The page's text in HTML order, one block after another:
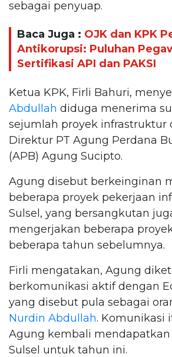
sebagai penyuap.
Baca Juga : OJK dan KPK
Antikorupsi: Puluhan
Sertifikasi API dan PAKSI
Ketua KPK, Firli Bahuri,
Abdullah diduga menerima
sejumlah proyek infrastruktur
Direktur PT Agung Perdana
(APB) Agung Sucipto.
Agung disebut berkeinginan
beberapa proyek pekerjaan
Sulsel, yang bersangkutan
mengerjakan beberapa
beberapa tahun sebelumnya.
Firli mengatakan, Agung
berkomunikasi aktif dengan
yang disebut pula sebagai
Nurdin Abdullah. Komunikasi
Agung kembali mendapatkan
Sulsel untuk tahun ini.